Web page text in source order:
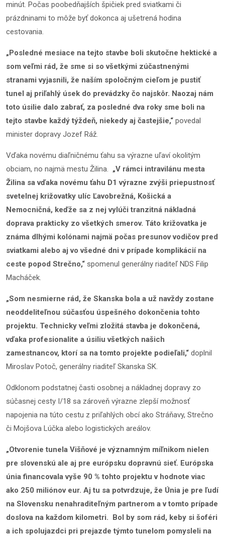
minút. Počas poobedňajších špičiek pred sviatkami či
prázdninami to môže byť dokonca aj ušetrená hodina
cestovania.
„Posledné mesiace na tejto stavbe boli skutočne hektické a
som veľmi rád, že sme si so všetkými zúčastnenými
stranami vyjasnili, že naším spoločným cieľom je pustiť
tunel aj priľahlý úsek do prevádzky čo najskôr. Naozaj nám
toto úsilie dalo zabrať, za posledné dva roky sme boli na
tejto stavbe každý týždeň, niekedy aj častejšie,“ povedal
minister dopravy Jozef Ráž.
Vďaka novému diaľničnému ťahu sa výrazne uľaví okolitým
obciam, no najmä mestu Žilina. „V rámci intravilánu mesta
Žilina sa vďaka novému ťahu D1 výrazne zvýši priepustnosť
svetelnej križovatky ulíc Ľavobrežná, Košická a
Nemocničná, keďže sa z nej vylúči tranzitná nákladná
doprava prakticky zo všetkých smerov. Táto križovatka je
známa dlhými kolónami najmä počas presunov vodičov pred
sviatkami alebo aj vo všedné dni v prípade komplikácií na
ceste popod Strečno,“ spomenul generálny riaditeľ NDS Filip
Macháček.
„Som nesmierne rád, že Skanska bola a už navždy zostane
neoddeliteľnou súčasťou úspešného dokončenia tohto
projektu. Technicky veľmi zložitá stavba je dokončená,
vďaka profesionalite a úsiliu všetkých našich
zamestnancov, ktorí sa na tomto projekte podieľali,“ doplnil
Miroslav Potoč, generálny riaditeľ Skanska SK.
Odklonom podstatnej časti osobnej a nákladnej dopravy zo
súčasnej cesty I/18 sa zároveň výrazne zlepší možnosť
napojenia na túto cestu z priľahlých obcí ako Stráňavy, Strečno
či Mojšova Lúčka alebo logistických areálov.
„Otvorenie tunela Višňové je významným míľnikom nielen
pre slovenskú ale aj pre európsku dopravnú sieť. Európska
únia financovala vyše 90 % tohto projektu v hodnote viac
ako 250 miliónov eur. Aj tu sa potvrdzuje, že Únia je pre ľudí
na Slovensku nenahraditeľným partnerom a v tomto prípade
doslova na každom kilometri. Bol by som rád, keby si šoféri
a ich spolujazdci pri prejazde týmto tunelom pomysleli na